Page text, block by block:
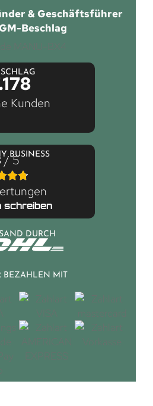
& Geschäftsführer
Beschlag
Kunden
BUSINESS
/ 5
schreiben
DURCH
BEZAHLEN MIT